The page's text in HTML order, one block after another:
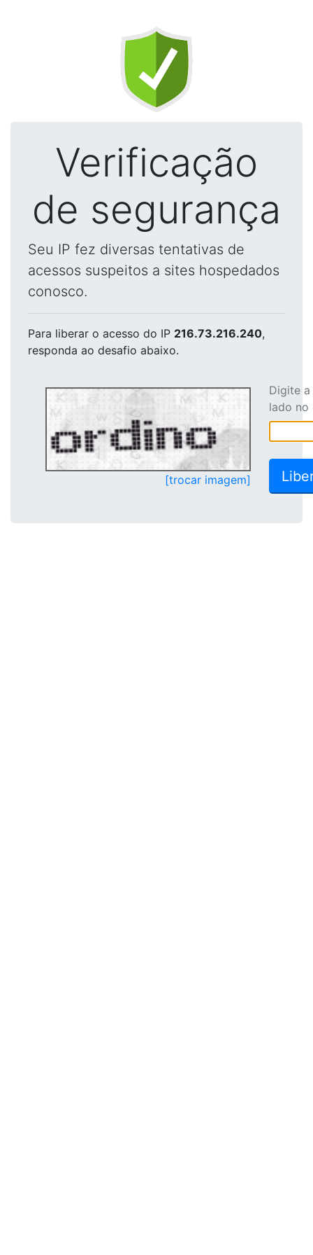
Verificação
de segurança
Seu IP fez diversas tentativas de
acessos suspeitos a sites hospedados
conosco.
Para liberar o acesso do IP 216.73.216.240,
responda ao desafio abaixo.
[trocar imagem]
Digite
lado no